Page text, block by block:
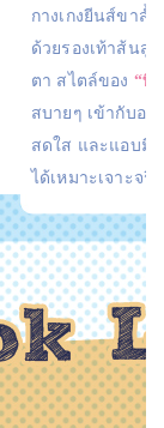
กางเกงยีนส์ขาสั้
ด้วยรองเท้าส้นสู
ตา สไตล์ของ “พี่
สบายๆ เข้ากับอา
สดใส และแอบมี
ได้เหมาะเจาะจริ